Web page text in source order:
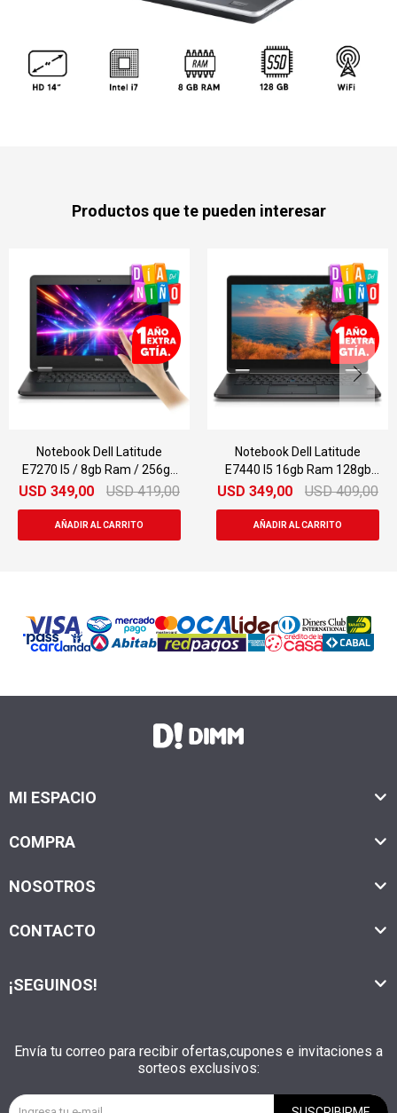
Productos que te pueden interesar
Notebook Dell Latitude
E7270 I5 / 8gb Ram / 256gb
Ssd
USD 349,00 USD 419,00
Notebook Dell Latitude
E7440 I5 16gb Ram 128gb
Ssd 14"
USD 349,00 USD 409,00
MI ESPACIO
COMPRA
NOSOTROS
CONTACTO
Envía tu correo para recibir ofertas,cupones e invitaciones a
sorteos exclusivos:
¡SEGUINOS!